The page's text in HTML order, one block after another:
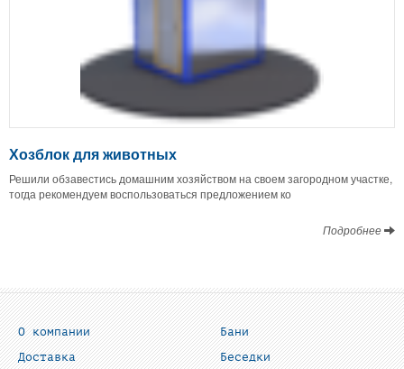
Хозблок для животных
Решили обзавестись домашним хозяйством на своем загородном участке,
тогда рекомендуем воспользоваться предложением ко
Подробнее
О компании
Доставка
Бани
Беседки